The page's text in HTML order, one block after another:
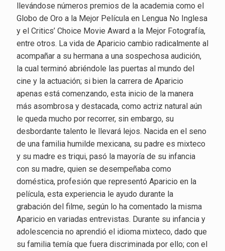
llevándose números premios de la academia como el
Globo de Oro a la Mejor Película en Lengua No Inglesa
y el Critics’ Choice Movie Award a la Mejor Fotografía,
entre otros. La vida de Aparicio cambio radicalmente al
acompañar a su hermana a una sospechosa audición,
la cual terminó abriéndole las puertas al mundo del
cine y la actuación; si bien la carrera de Aparicio
apenas está comenzando, esta inicio de la manera
más asombrosa y destacada, como actriz natural aún
le queda mucho por recorrer, sin embargo, su
desbordante talento le llevará lejos. Nacida en el seno
de una familia humilde mexicana, su padre es mixteco
y su madre es triqui, pasó la mayoría de su infancia
con su madre, quien se desempeñaba como
doméstica, profesión que representó Aparicio en la
película, esta experiencia le ayudo durante la
grabación del filme, según lo ha comentado la misma
Aparicio en variadas entrevistas. Durante su infancia y
adolescencia no aprendió el idioma mixteco, dado que
su familia temía que fuera discriminada por ello; con el